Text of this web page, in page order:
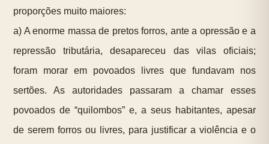
proporções muito maiores:
a) A enorme massa de pretos forros, ante a opressão e a
repressão tributária, desapareceu das vilas oficiais;
foram morar em povoados livres que fundavam nos
sertões. As autoridades passaram a chamar esses
povoados de “quilombos” e, a seus habitantes, apesar
de serem forros ou livres, para justificar a violência e o